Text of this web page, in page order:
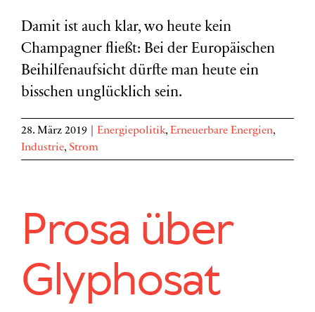
Damit ist auch klar, wo heute kein
Champagner fließt: Bei der Europäischen
Beihilfenaufsicht dürfte man heute ein
bisschen unglücklich sein.
28. März 2019 Energiepolitik, Erneuerbare Energien,
Industrie, Strom
Prosa über
Glyphosat